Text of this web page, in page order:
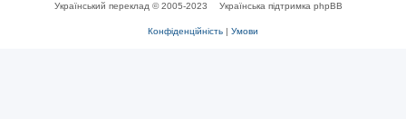
Український переклад © 2005-2023 Українська підтримка phpBB
Конфіденційність | Умови